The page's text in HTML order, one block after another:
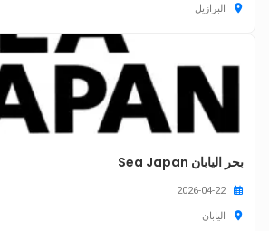
البرازيل
بحر اليابان Sea Japan
2026-04-22
اليابان